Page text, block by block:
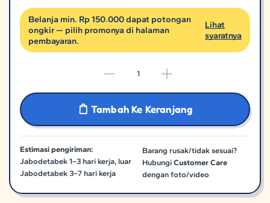
Belanja min. Rp 150.000 dapat potongan
ongkir — pilih promonya di halaman
pembayaran.
Lihat
syaratnya
Tambah Ke Keranjang
Estimasi pengiriman:
Jabodetabek 1–3 hari kerja, luar
Jabodetabek 3–7 hari kerja
Barang rusak/tidak sesuai?
HubungiCustomer Care
dengan foto/video